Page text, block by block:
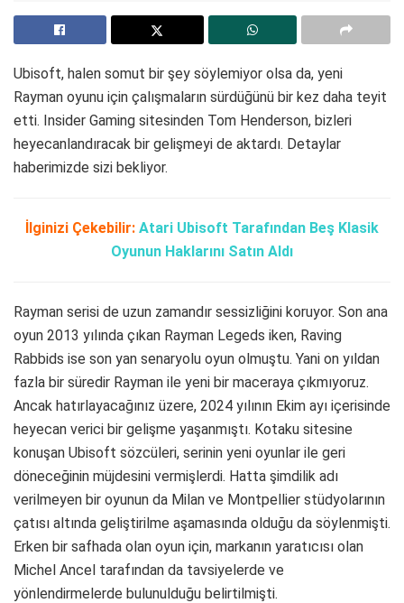
Ubisoft, halen somut bir şey söylemiyor olsa da, yeni
Rayman oyunu için çalışmaların sürdüğünü bir kez daha teyit
etti. Insider Gaming sitesinden Tom Henderson, bizleri
heyecanlandıracak bir gelişmeyi de aktardı. Detaylar
haberimizde sizi bekliyor.
İlginizi Çekebilir: Atari Ubisoft Tarafından Beş Klasik
Oyunun Haklarını Satın Aldı
Rayman serisi de uzun zamandır sessizliğini koruyor. Son ana
oyun 2013 yılında çıkan Rayman Legeds iken, Raving
Rabbids ise son yan senaryolu oyun olmuştu. Yani on yıldan
fazla bir süredir Rayman ile yeni bir maceraya çıkmıyoruz.
Ancak hatırlayacağınız üzere, 2024 yılının Ekim ayı içerisinde
heyecan verici bir gelişme yaşanmıştı. Kotaku sitesine
konuşan Ubisoft sözcüleri, serinin yeni oyunlar ile geri
döneceğinin müjdesini vermişlerdi. Hatta şimdilik adı
verilmeyen bir oyunun da Milan ve Montpellier stüdyolarının
çatısı altında geliştirilme aşamasında olduğu da söylenmişti.
Erken bir safhada olan oyun için, markanın yaratıcısı olan
Michel Ancel tarafından da tavsiyelerde ve
yönlendirmelerde bulunulduğu belirtilmişti.